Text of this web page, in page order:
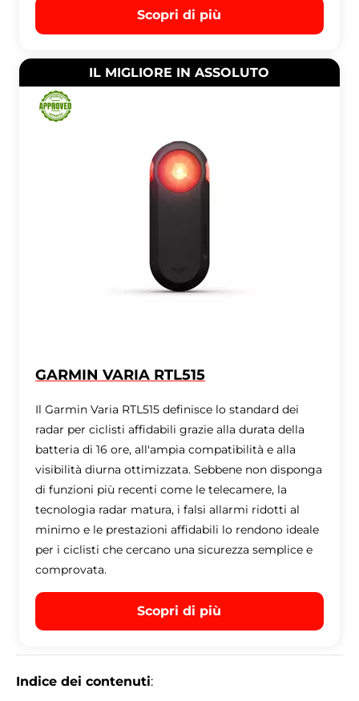
Scopri di più
IL MIGLIORE IN ASSOLUTO
GARMIN VARIA RTL515
Il Garmin Varia RTL515 definisce lo standard dei
radar per ciclisti affidabili grazie alla durata della
batteria di 16 ore, all'ampia compatibilità e alla
visibilità diurna ottimizzata. Sebbene non disponga
di funzioni più recenti come le telecamere, la
tecnologia radar matura, i falsi allarmi ridotti al
minimo e le prestazioni affidabili lo rendono ideale
per i ciclisti che cercano una sicurezza semplice e
comprovata.
Scopri di più
Indice dei contenuti: